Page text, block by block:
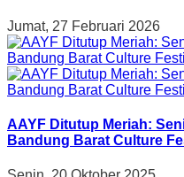
Jumat, 27 Februari 2026
AAYF Ditutup Meriah:
Bandung Barat Culture